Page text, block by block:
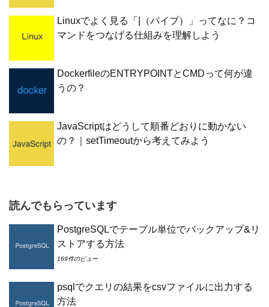
Linuxでよく見る「|（パイプ）」ってなに？コ
マンドをつなげる仕組みを理解しよう
DockerfileのENTRYPOINTとCMDって何が違
うの？
JavaScriptはどうして順番どおりに動かない
の？｜setTimeoutから考えてみよう
読んでもらっています
PostgreSQLでテーブル単位でバックアップ&リ
ストアする方法
169件のビュー
psqlでクエリの結果をcsvファイルに出力する
方法